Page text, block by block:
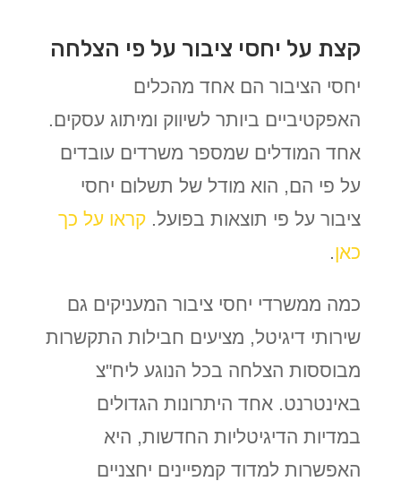
קצת על יחסי ציבור על פי הצלחה
יחסי הציבור הם אחד מהכלים
האפקטיביים ביותר לשיווק ומיתוג עסקים.
אחד המודלים שמספר משרדים עובדים
על פי הם, הוא מודל של תשלום יחסי
ציבור על פי תוצאות בפועל. קראו על כך
כאן.
כמה ממשרדי יחסי ציבור המעניקים גם
שירותי דיגיטל, מציעים חבילות התקשרות
מבוססות הצלחה בכל הנוגע ליח"צ
באינטרנט. אחד היתרונות הגדולים
במדיות הדיגיטליות החדשות, היא
האפשרות למדוד קמפיינים יחצניים